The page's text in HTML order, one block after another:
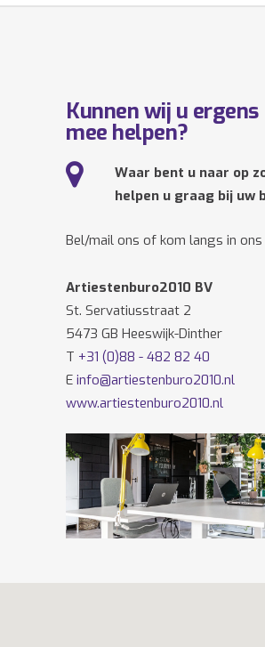
Kunnen wij u ergens
mee helpen?
Waar bent u naar op
helpen u graag bij uw
Bel/mail ons of kom langs in ons
Artiestenburo2010 BV
St. Servatiusstraat 2
5473 GB Heeswijk-Dinther
T +31 (0)88 - 482 82 40
E info@artiestenburo2010.nl
www.artiestenburo2010.nl
Volg ons ook opFacebooken